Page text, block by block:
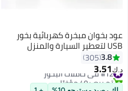
مبخرة كهربائية بخور
USB لتعطير السيارة والمنزل
3.8
305
3.51
البخور
بيع +40 مؤخرًا
البخور